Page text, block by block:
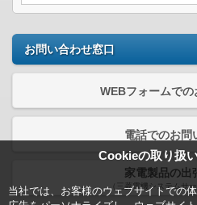
Cookieの取り扱
当社では、お客様のウェブサイトでの
お問い合わせ窓口
WEBフォームで
電話でのお問
家電製品の出
（三菱電機システムサ